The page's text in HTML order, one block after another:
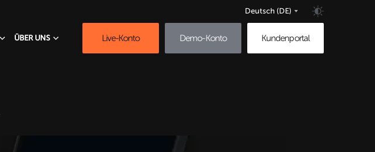
Deutsch (DE)
ÜBER UNS Live-Konto Demo-Konto Kundenportal